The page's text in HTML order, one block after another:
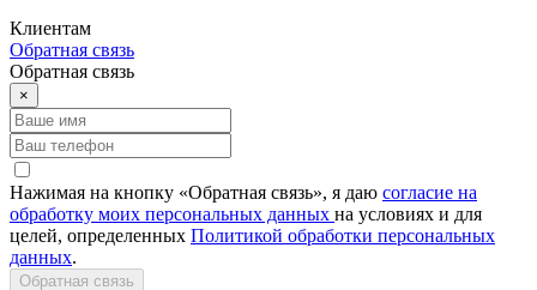
Клиентам
Обратная связь
Обратная связь
×
Нажимая на кнопку «Обратная связь», я даю согласие на
обработку моих персональных данных на условиях и для
целей, определенных Политикой обработки персональных
данных.
Обратная связь